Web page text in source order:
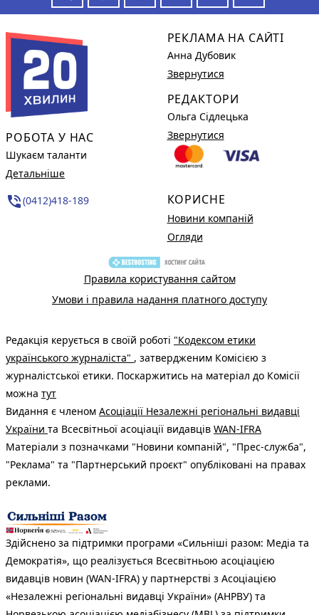
РОБОТА У НАС
Шукаєм таланти
Детальніше
phone_in_talk(0412)418-189
РЕКЛАМА НА САЙТІ
Анна Дубовик
Звернутися
РЕДАКТОРИ
Ольга Сідлецька
Звернутися
КОРИСНЕ
Новини компаній
Огляди
Правила користування сайтом
Умови і правила надання платного доступу
Редакція керується в своїй роботі "Кодексом етики
українського журналіста" , затвердженим Комісією з
журналістської етики. Поскаржитись на матеріал до Комісії
можна тут
Видання є членом Асоціації Незалежні регіональні видавці
України та Всесвітньої асоціації видавців WAN-IFRA
Матеріали з позначками "Новини компаній", "Прес-служба",
"Реклама" та "Партнерський проєкт" опубліковані на правах
реклами.
Здійснено за підтримки програми «Сильніші разом: Медіа та
Демократія», що реалізується Всесвітньою асоціацією
видавців новин (WAN-IFRA) у партнерстві з Асоціацією
«Незалежні регіональні видавці України» (АНРВУ) та